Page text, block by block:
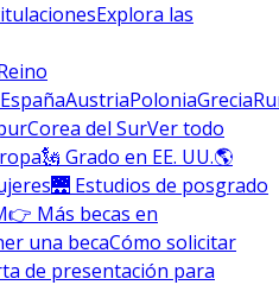
Explora las
EspañaAustriaPoloniaGrecia
Corea del SurVer todo
🗽 Grado en EE. UU.🌎
🌉 Estudios de posgrado
👉 Más becas en
una becaCómo solicitar
de presentación para